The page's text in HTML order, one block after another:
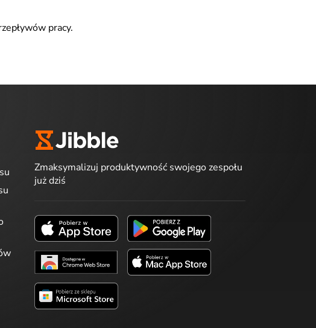
pracy.
Zmaksymalizuj produktywność swojego zespołu
już dziś